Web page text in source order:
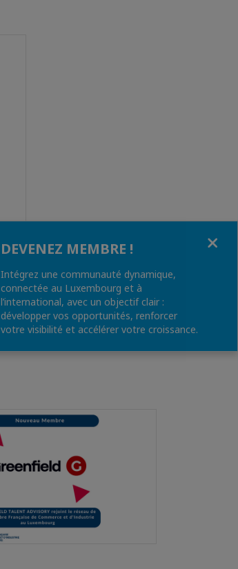
DEVENEZ MEMBRE !
Intégrez une communauté dynamique,
connectée au Luxembourg et à
l’international, avec un objectif clair :
développer vos opportunités, renforcer
votre visibilité et accélérer votre croissance.